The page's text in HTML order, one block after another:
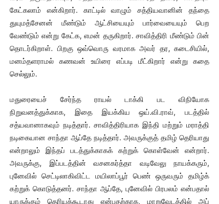
கேட்கலாம் என்கிறார். காட்டில் வாழும் சத்தியவானின் தந்தை
துயுமத்சேனன் மீண்டும் ஆட்சியையும் பார்வையையும் பெற
வேண்டும் என்று கேட்க, எமன் தருகிறார். சாவித்திரி மீண்டும் பின்
தொடர்கிறாள். பிறகு ஒவ்வொரு வரமாக அவர் தர, கடைசியில்,
மனம்தளராமல் கணவன் உயிரை எப்படி மீட்கிறார் என்று கதை
செல்லும்.
மதுரையைச் சேர்ந்த ராயல் டாக்கி பட விநியோக
நிறுவனத்துக்காக, இதை இயக்கிய ஒய்.வி.ராவ், படத்தில்
சத்யவானாகவும் நடித்தார். சாவித்திரியாக இந்தி மற்றும் மராத்தி
நடிகையான சாந்தா ஆப்தே நடித்தார். அவருக்குத் தமிழ் தெரியாது
என்றாலும் இந்தப் படத்துக்காகக் கற்றுக் கொள்வேன் என்றார்.
அவருக்கு, இப்படத்தின் வசனகர்த்தா வடிவேலு நாயக்கரும்,
புனேவில் செட்டிலாகிவிட்ட மயிலாப்பூர் பெண் ஒருவரும் தமிழ்க்
கற்றுக் கொடுத்தனர். சாந்தா ஆப்தே, புனேவில் பிரபலம் என்பதால்
யாருக்கும் தெரியக்கூடாது என்பதற்காக, மாறுவேடத்தில் அப்